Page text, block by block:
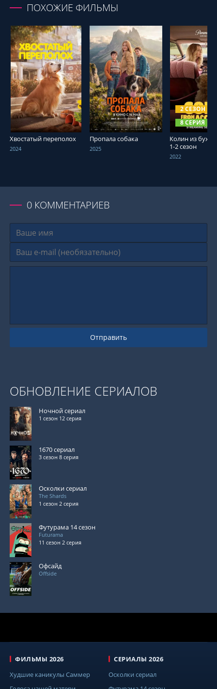
ПОХОЖИЕ ФИЛЬМЫ
СМОТРЕТЬ ОНЛАЙН
Хвостатый переполох
2024
СМОТРЕТЬ ОНЛАЙН
Пропала собака
2025
2 СЕЗОН
8 СЕРИЯ
СМОТРЕТЬ
Колин из
1-2 сезон
2022
0 КОММЕНТАРИЕВ
Отправить
ОБНОВЛЕНИЕ СЕРИАЛОВ
Ночной сериал
1 сезон 12 серия
1670 сериал
3 сезон 8 серия
Осколки сериал
The Shards
1 сезон 2 серия
Футурама 14 сезон
Futurama
11 сезон 2 серия
Офсайд
Offside
ФИЛЬМЫ 2026
Худшие каникулы Саммер
СЕРИАЛЫ 2026
Осколки сериал